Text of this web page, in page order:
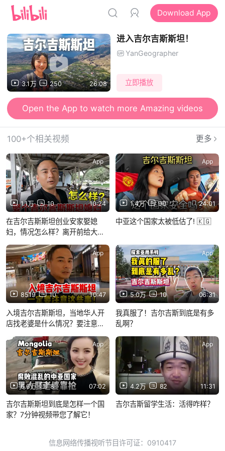
Download App
3.1万 250 26:08
进入吉尔吉斯斯坦！
YanGeographer
立即播放
Open the App to watch more Amazing videos
100+个相关视频 更多
1.1万 10 10:24
App
在吉尔吉斯斯坦创业安家娶媳
妇，情况怎么样？离开前给大家
1.4万 90 24:01
App
中亚这个国家太被低估了! 🇰🇬
8519 10 10:47
App
入境吉尔吉斯斯坦，当地华人开
店找老婆是什么情况？要注意啥
5.0万 10 06:31
App
我真服了！吉尔吉斯到底是有多
乱啊？
6.6万 8 07:02
App
吉尔吉斯斯坦到底是怎样一个国
家？7分钟视频带您了解它！
4.2万 82 11:31
App
吉尔吉斯留学生活：活得咋样？
信息网络传播视听节目许可证：0910417